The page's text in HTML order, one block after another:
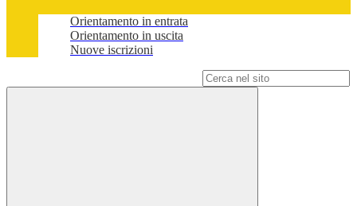
Orientamento in entrata
Orientamento in uscita
Nuove iscrizioni